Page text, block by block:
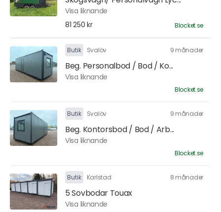
Visa liknande
81 250 kr
Blocket.se
Butik Svalöv 9 månader
Beg. Personalbod / Bod / Ko...
Visa liknande
Blocket.se
Butik Svalöv 9 månader
Beg. Kontorsbod / Bod / Arb...
Visa liknande
Blocket.se
Butik Karlstad 8 månader
5 Sovbodar Touax
Visa liknande